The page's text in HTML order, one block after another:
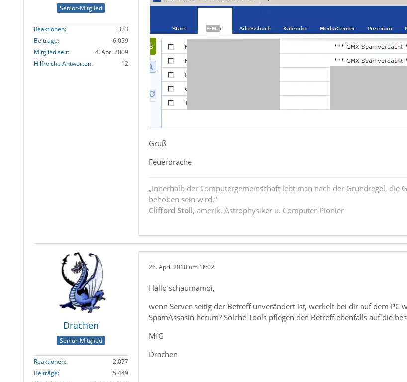
Senior-Mitglied
Reaktionen
323
Beiträge
6.059
Mitglied seit
4. Apr. 2009
Hilfreiche Antworten
12
Gruß
Feuerdrache
„Innerhalb der Computergemeinschaft lebt man nach der Grundregel, die
behoben sein wird.“
Clifford Stoll, amerik. Astrophysiker u. Computer-Pionier
Drachen
Senior-Mitglied
Reaktionen
2.077
Beiträge
5.449
26. April 2018 um 18:02
Hallo schaumamoi,
wenn Server-seitig der Betreff unverändert ist, werkelt bei dir auf dem PC
SpamAssasin herum? Solche Tools pflegen den Betreff ebenfalls auf die
MfG
Drachen